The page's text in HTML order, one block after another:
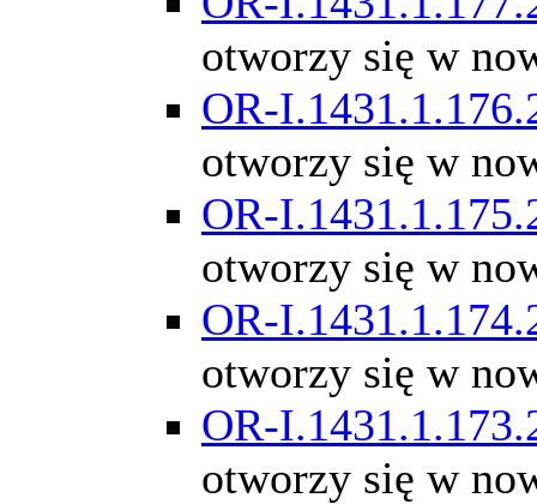
otworzy się w
OR-
otworzy się w
OR-
otworzy się w
OR-
otworzy się w
OR-
otworzy się w